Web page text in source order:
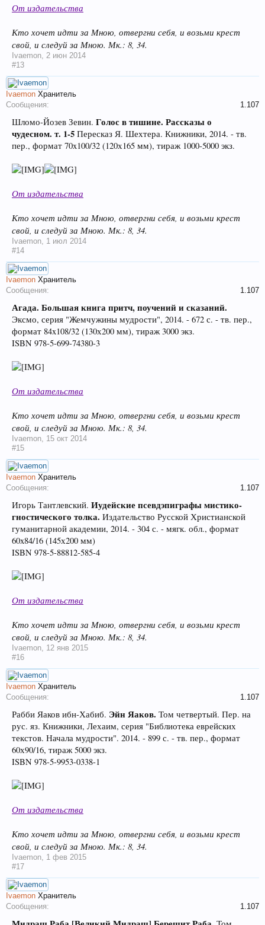
От издательства
Кто хочет идти за Мною, отвергни себя, и возьми крест
свой, и следуй за Мною. Мк.: 8, 34.
Ivaemon, 2 июн 2014
#13
Ivaemon Хранитель
Сообщения:
1.107
Шломо-Йозев Зевин. Голос в тишине. Рассказы о
чудесном. т. 1-5 Пересказ Я. Шехтера. Книжники, 2014. - тв.
пер., формат 70x100/32 (120х165 мм), тираж 1000-5000 экз.
От издательства
Кто хочет идти за Мною, отвергни себя, и возьми крест
свой, и следуй за Мною. Мк.: 8, 34.
Ivaemon, 1 июл 2014
#14
Ivaemon Хранитель
Сообщения:
1.107
Агада. Большая книга притч, поучений и сказаний.
Эксмо, серия "Жемчужины мудрости", 2014. - 672 с. - тв. пер.,
формат 84x108/32 (130х200 мм), тираж 3000 экз.
ISBN 978-5-699-74380-3
От издательства
Кто хочет идти за Мною, отвергни себя, и возьми крест
свой, и следуй за Мною. Мк.: 8, 34.
Ivaemon, 15 окт 2014
#15
Ivaemon Хранитель
Сообщения:
1.107
Игорь Тантлевский. Иудейские псевдэпиграфы мистико-
гностического толка. Издательство Русской Христианской
гуманитарной академии, 2014. - 304 с. - мягк. обл., формат
60x84/16 (145х200 мм)
ISBN 978-5-88812-585-4
От издательства
Кто хочет идти за Мною, отвергни себя, и возьми крест
свой, и следуй за Мною. Мк.: 8, 34.
Ivaemon, 12 янв 2015
#16
Ivaemon Хранитель
Сообщения:
1.107
Рабби Яаков ибн-Хабиб. Эйн Яаков. Том четвертый. Пер. на
рус. яз. Книжники, Лехаим, серия "Библиотека еврейских
текстов. Начала мудрости". 2014. - 899 с. - тв. пер., формат
60х90/16, тираж 5000 экз.
ISBN 978-5-9953-0338-1
От издательства
Кто хочет идти за Мною, отвергни себя, и возьми крест
свой, и следуй за Мною. Мк.: 8, 34.
Ivaemon, 1 фев 2015
#17
Ivaemon Хранитель
Сообщения:
1.107